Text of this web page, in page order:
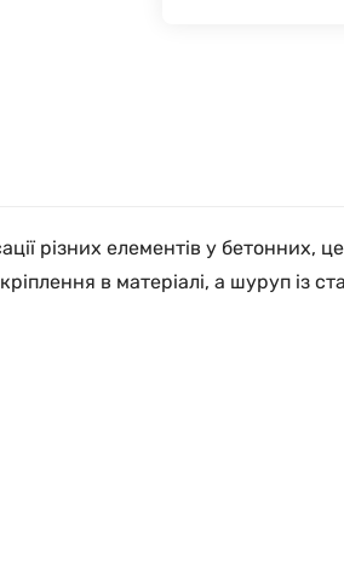
різних елементів у бетонних,
в матеріалі, а шуруп із